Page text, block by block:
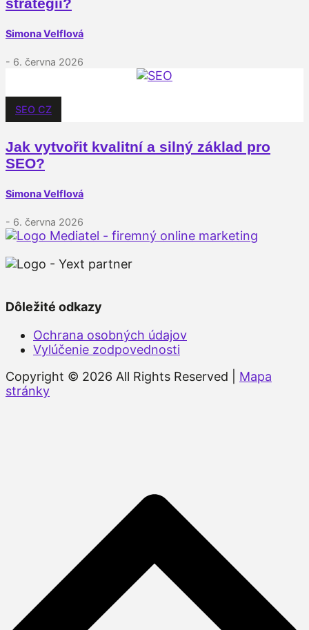
strategii?
Simona Velflová
- 6. června 2026
SEO CZ
Jak vytvořit kvalitní a silný základ pro
SEO?
Simona Velflová
- 6. června 2026
Dôležité odkazy
Ochrana osobných údajov
Vylúčenie zodpovednosti
Copyright © 2026 All Rights Reserved | Mapa
stránky